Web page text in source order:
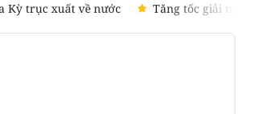
Kỳ trục xuất về nước Tăng tốc giải